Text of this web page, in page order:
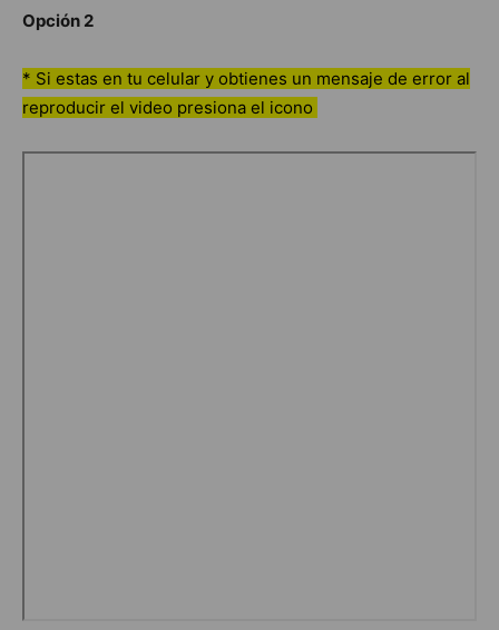
Opción 2
* Si estas en tu celular y obtienes un mensaje de error al
reproducir el video presiona el icono